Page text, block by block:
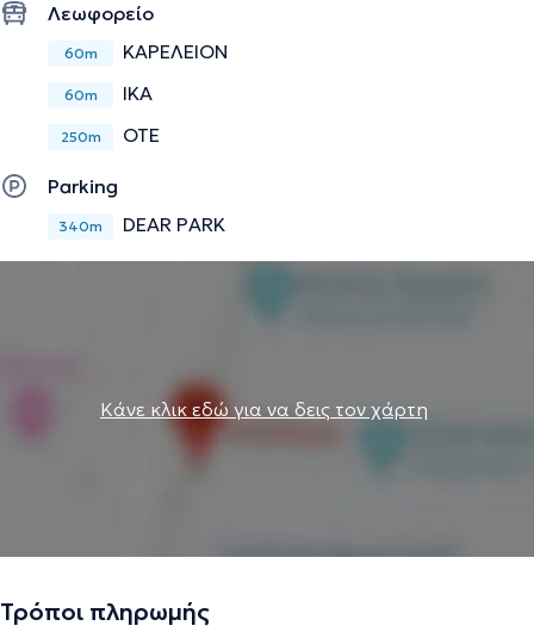
Λεωφορείο
60m ΚΑΡΕΛΕΙΟΝ
60m ΙΚΑ
250m ΟΤΕ
Parking
340m DEAR PARK
Κάνε κλικ εδώ για να δεις τον χάρτη
Τρόποι πληρωμής